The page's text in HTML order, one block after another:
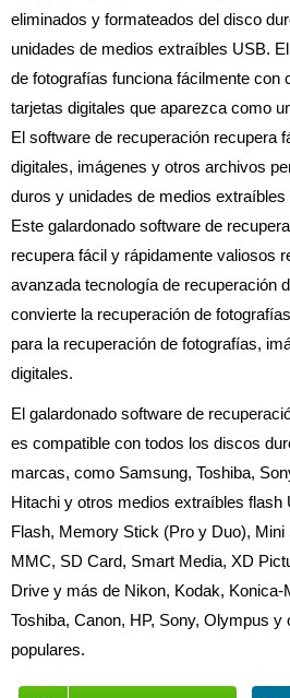
eliminados y formateados del disco
unidades de medios extraíbles USB.
de fotografías funciona fácilmente con
tarjetas digitales que aparezca como
El software de recuperación recupera
digitales, imágenes y otros archivos
duros y unidades de medios
Este galardonado software de
recupera fácil y rápidamente valiosos
avanzada tecnología de recuperación
convierte la recuperación de
para la recuperación de fotografías,
digitales.
El galardonado software de
es compatible con todos los discos
marcas, como Samsung, Toshiba,
Hitachi y otros medios extraíbles
Flash, Memory Stick (Pro y Duo), Mini
MMC, SD Card, Smart Media, XD
Drive y más de Nikon, Kodak, Konica-
Toshiba, Canon, HP, Sony, Olympus y
populares.